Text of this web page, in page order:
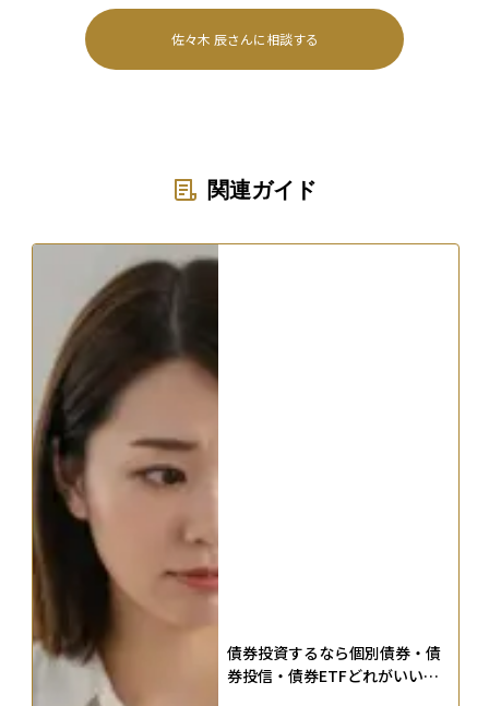
佐々木 辰さんに相談する
関連ガイド
債券投資するなら個別債券・債
券投信・債券ETFどれがいい？